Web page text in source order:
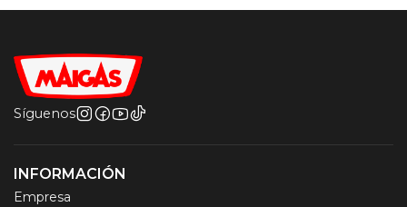
Síguenos
INFORMACIÓN
Empresa